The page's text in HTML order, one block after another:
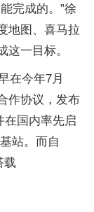
完成的。”徐
地图、喜马拉
一目标。
今年7月
作协议，发布
在国内率先启
站。而自
载